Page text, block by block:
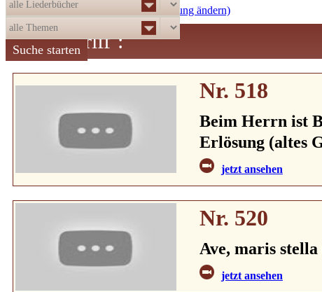
aufsteigend nach Nummer (Sortierung ändern)
Suchbegriff :
Nr. 518
Beim Herrn ist
Erlösung (altes
jetzt ansehen
Nr. 520
Ave, maris
jetzt ansehen